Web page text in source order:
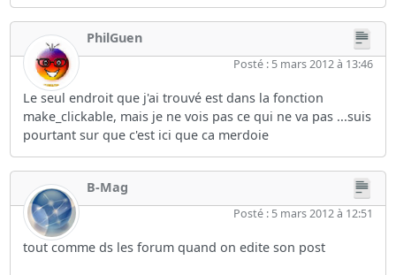
PhilGuen
Posté : 5 mars 2012 à 13:46
Le seul endroit que j'ai trouvé est dans la fonction
make_clickable, mais je ne vois pas ce qui ne va pas ...suis
pourtant sur que c'est ici que ca merdoie
B-Mag
Posté : 5 mars 2012 à 12:51
tout comme ds les forum quand on edite son post